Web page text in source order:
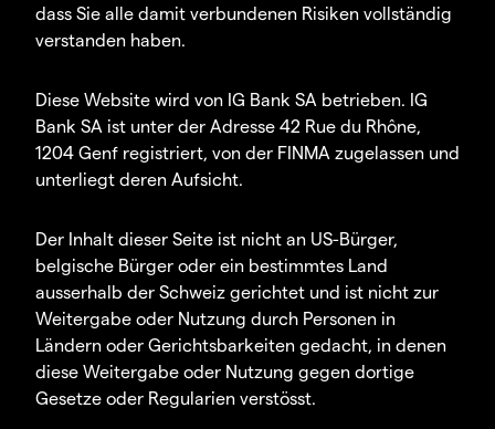
dass Sie alle damit verbundenen Risiken vollständig
verstanden haben.
Diese Website wird von IG Bank SA betrieben. IG
Bank SA ist unter der Adresse 42 Rue du Rhône,
1204 Genf registriert, von der FINMA zugelassen und
unterliegt deren Aufsicht.
Der Inhalt dieser Seite ist nicht an US-Bürger,
belgische Bürger oder ein bestimmtes Land
ausserhalb der Schweiz gerichtet und ist nicht zur
Weitergabe oder Nutzung durch Personen in
Ländern oder Gerichtsbarkeiten gedacht, in denen
diese Weitergabe oder Nutzung gegen dortige
Gesetze oder Regularien verstösst.